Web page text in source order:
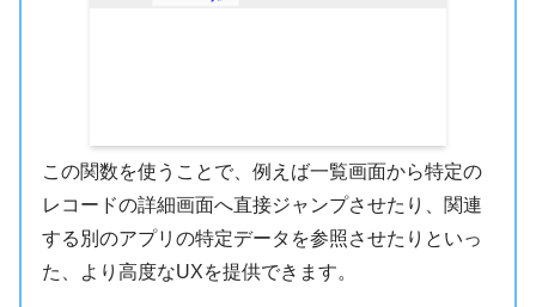
この関数を使うことで、例えば一覧画面から特定の
レコードの詳細画面へ直接ジャンプさせたり、関連
する別のアプリの特定データを参照させたりといっ
た、より高度なUXを提供できます。